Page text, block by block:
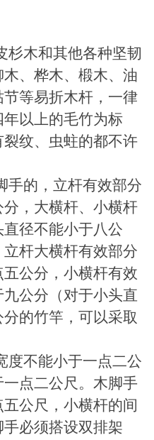
杉木和其他各种坚韧
、桦木、椴木、油
等易折木杆，一律
以上的毛竹为标
纹、虫蛀的都不许
手的，立杆有效部分
，大横杆、小横杆
直径不能小于八公
杆大横杆有效部分
公分，小横杆有效
公分（对于小头直
的竹竿，可以采取
度不能小于一点二公
点二公尺。木脚手
公尺，小横杆的间
必须搭设双排架